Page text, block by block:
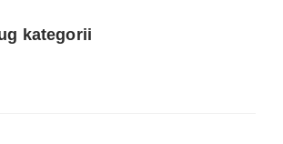
kategorii